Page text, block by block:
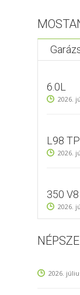
6.0L
2026.
L98
2026.
350 V8
2026.
2026.